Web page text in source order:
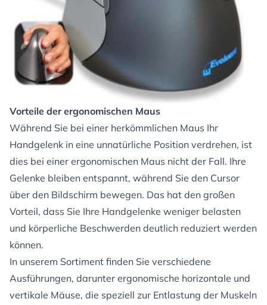
Vorteile der ergonomischen Maus
Während Sie bei einer herkömmlichen Maus Ihr
Handgelenk in eine unnatürliche Position verdrehen, ist
dies bei einer ergonomischen Maus nicht der Fall. Ihre
Gelenke bleiben entspannt, während Sie den Cursor
über den Bildschirm bewegen. Das hat den großen
Vorteil, dass Sie Ihre Handgelenke weniger belasten
und körperliche Beschwerden deutlich reduziert werden
können.
In unserem Sortiment finden Sie verschiedene
Ausführungen, darunter ergonomische horizontale und
vertikale Mäuse, die speziell zur Entlastung der Muskeln